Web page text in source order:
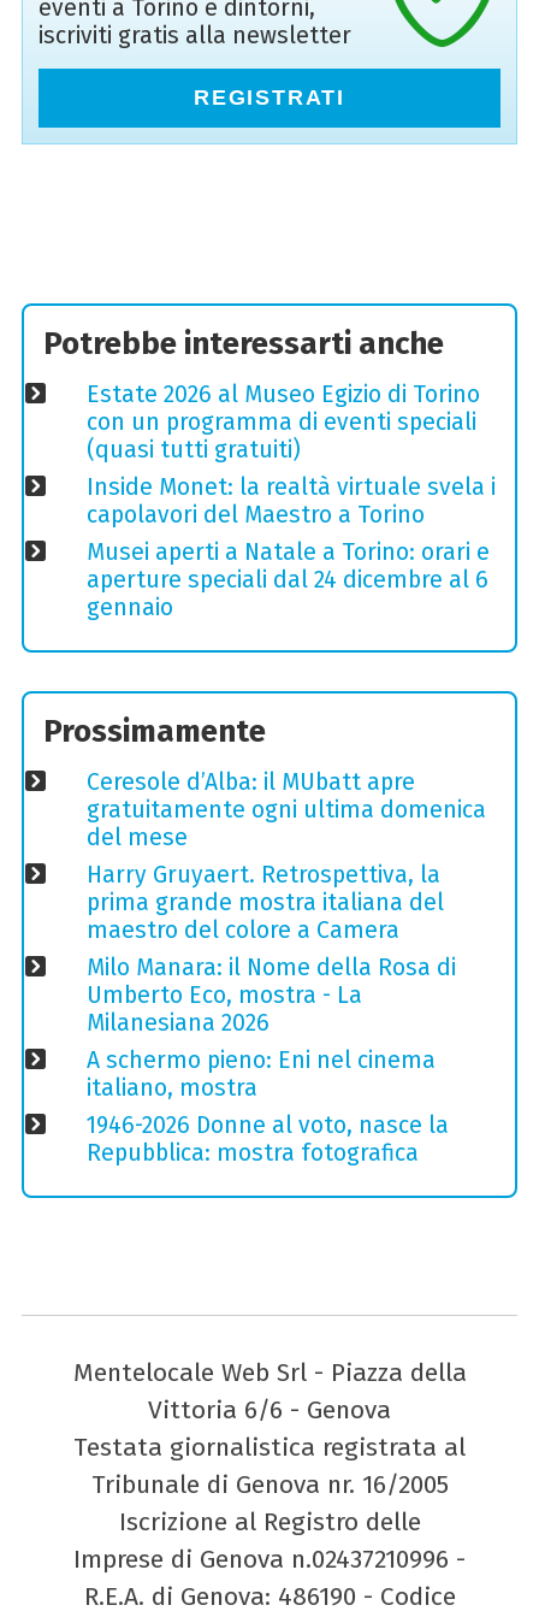
eventi a Torino e dintorni,
iscriviti gratis alla newsletter
REGISTRATI
Potrebbe interessarti anche
Estate 2026 al Museo Egizio di Torino
con un programma di eventi speciali
(quasi tutti gratuiti)
Inside Monet: la realtà virtuale svela i
capolavori del Maestro a Torino
Musei aperti a Natale a Torino: orari e
aperture speciali dal 24 dicembre al 6
gennaio
Prossimamente
Ceresole d’Alba: il MUbatt apre
gratuitamente ogni ultima domenica
del mese
Harry Gruyaert. Retrospettiva, la
prima grande mostra italiana del
maestro del colore a Camera
Milo Manara: il Nome della Rosa di
Umberto Eco, mostra - La
Milanesiana 2026
A schermo pieno: Eni nel cinema
italiano, mostra
1946-2026 Donne al voto, nasce la
Repubblica: mostra fotografica
Mentelocale Web Srl - Piazza della
Vittoria 6/6 - Genova
Testata giornalistica registrata al
Tribunale di Genova nr. 16/2005
Iscrizione al Registro delle
Imprese di Genova n.02437210996 -
R.E.A. di Genova: 486190 - Codice